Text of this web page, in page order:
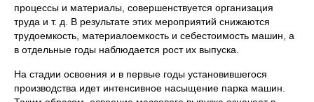
процессы и материалы, совершенствуется организация
труда и т. д. В результате этих мероприятий снижаются
трудоемкость, материалоемкость и себестоимость машин, а
в отдельные годы наблюдается рост их выпуска.
На стадии освоения и в первые годы установившегося
производства идет интенсивное насыщение парка машин.